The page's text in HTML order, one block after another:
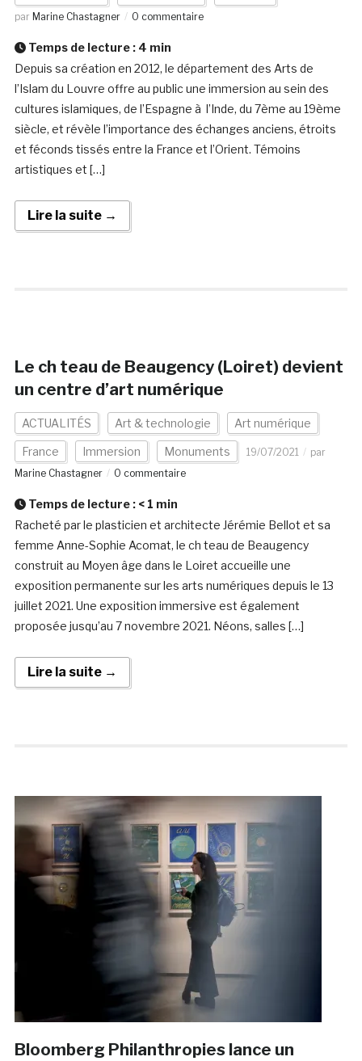
par Marine Chastagner 0 commentaire
Temps de lecture : 4 min
Depuis sa création en 2012, le département des Arts de
l’Islam du Louvre offre au public une immersion au sein des
cultures islamiques, de l’Espagne à l’Inde, du 7ème au 19ème
siècle, et révèle l’importance des échanges anciens, étroits
et féconds tissés entre la France et l’Orient. Témoins
artistiques et […]
Lire la suite →
Le ch teau de Beaugency (Loiret) devient
un centre d’art numérique
ACTUALITÉS Art & technologie Art numérique
France Immersion Monuments 19/07/2021
par
Marine Chastagner
0 commentaire
Temps de lecture : < 1 min
Racheté par le plasticien et architecte Jérémie Bellot et sa
femme Anne-Sophie Acomat, le ch teau de Beaugency
construit au Moyen âge dans le Loiret accueille une
exposition permanente sur les arts numériques depuis le 13
juillet 2021. Une exposition immersive est également
proposée jusqu’au 7 novembre 2021. Néons, salles […]
Lire la suite →
Bloomberg Philanthropies lance un